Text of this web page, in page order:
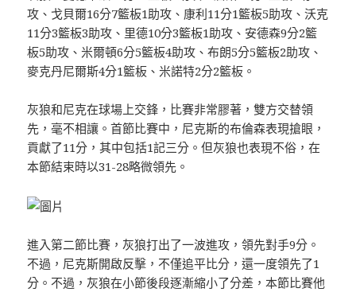
攻、戈貝爾16分7籃板1助攻、康利11分1籃板5助攻、沃克
11分3籃板3助攻、里德10分3籃板1助攻、安德森9分2籃
板5助攻、米爾頓6分5籃板4助攻、布朗5分5籃板2助攻、
麥克丹尼爾斯4分1籃板、米諾特2分2籃板。
灰狼和尼克在球場上交鋒，比賽非常膠著，雙方交替領
先，毫不相讓。首節比賽中，尼克斯的布倫森表現搶眼，
貢獻了11分，其中包括1記三分。但灰狼也表現不俗，在
本節結束時以31-28略微領先。
進入第二節比賽，灰狼打出了一波進攻，領先對手9分。
不過，尼克斯開啟反擊，不僅追平比分，還一度領先了1
分。不過，灰狼在小節後段逐漸縮小了分差，本節比賽他